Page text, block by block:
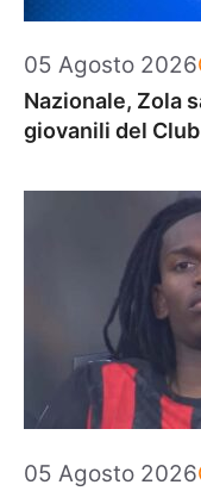
05 Agosto 2026
Nazionale, Zola
giovanili del
05 Agosto 2026